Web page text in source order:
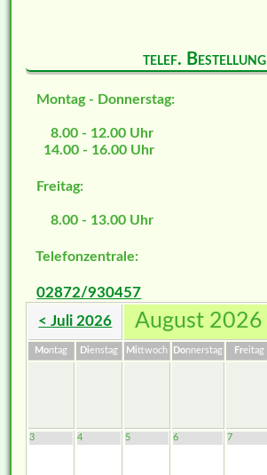
telef. Bestellung
Montag - Donnerstag:
8.00 - 12.00 Uhr
14.00 - 16.00 Uhr
Freitag:
8.00 - 13.00 Uhr
Telefonzentrale:
02872/930457
< Juli 2026 August 2026
Montag Dienstag Mittwoch Donnerstag Freitag
3 4 5 6 7